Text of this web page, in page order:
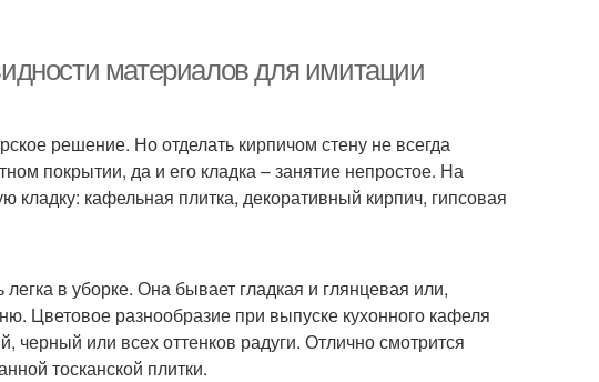
материалов для имитации
решение. Но отделать кирпичом стену не всегда
покрытии, да и его кладка – занятие непростое. На
кафельная плитка, декоративный кирпич, гипсовая
в уборке. Она бывает гладкая и глянцевая или,
Цветовое разнообразие при выпуске кухонного кафеля
черный или всех оттенков радуги. Отлично смотрится
тосканской плитки.